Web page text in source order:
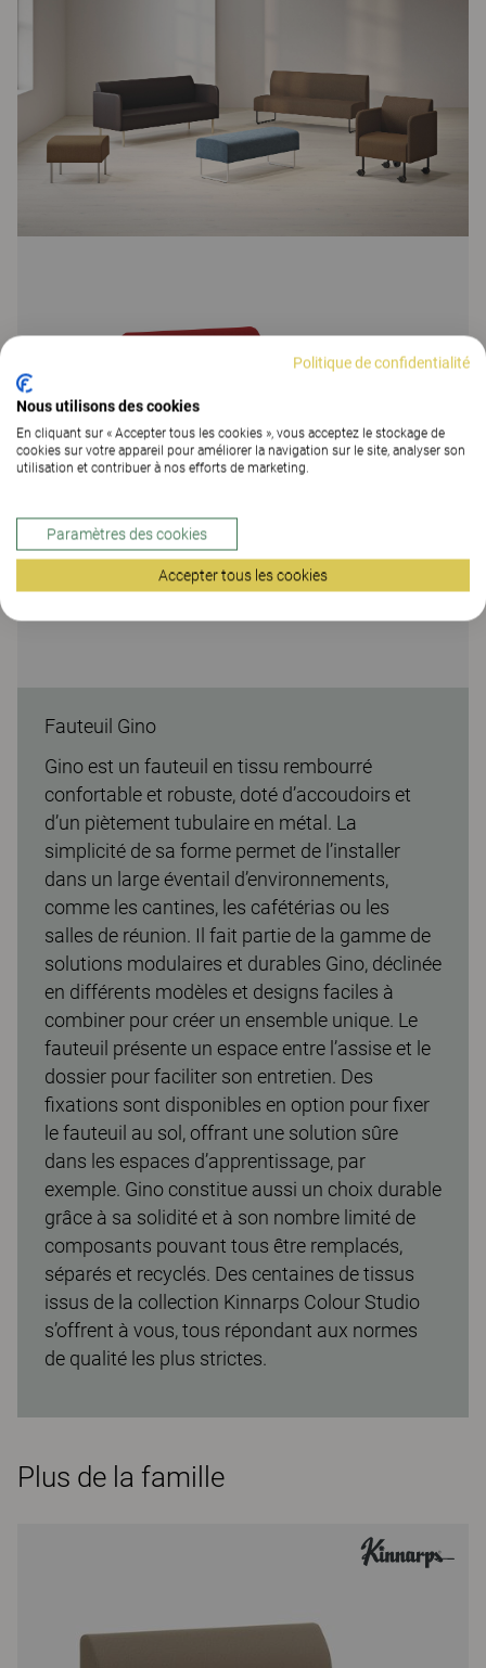
Fauteuil Gino
Gino est un fauteuil en tissu rembourré
confortable et robuste, doté d’accoudoirs et
d’un piètement tubulaire en métal. La
simplicité de sa forme permet de l’installer
dans un large éventail d’environnements,
comme les cantines, les cafétérias ou les
salles de réunion. Il fait partie de la gamme de
solutions modulaires et durables Gino, déclinée
en différents modèles et designs faciles à
combiner pour créer un ensemble unique. Le
fauteuil présente un espace entre l’assise et le
dossier pour faciliter son entretien. Des
fixations sont disponibles en option pour fixer
le fauteuil au sol, offrant une solution sûre
dans les espaces d’apprentissage, par
exemple. Gino constitue aussi un choix durable
grâce à sa solidité et à son nombre limité de
composants pouvant tous être remplacés,
séparés et recyclés. Des centaines de tissus
issus de la collection Kinnarps Colour Studio
s’offrent à vous, tous répondant aux normes
de qualité les plus strictes.
Plus de la famille
Politique de confidentialité
Nous utilisons des cookies
En cliquant sur « Accepter tous les cookies », vous acceptez le stockage de
cookies sur votre appareil pour améliorer la navigation sur le site, analyser son
utilisation et contribuer à nos efforts de marketing.
Paramètres des cookies
Accepter tous les cookies